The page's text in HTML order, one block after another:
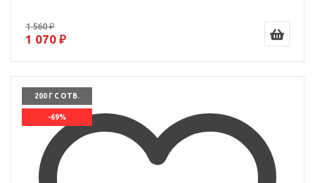
1 560 ₽
1 070 ₽
200 Г С ОТВ.
-69%